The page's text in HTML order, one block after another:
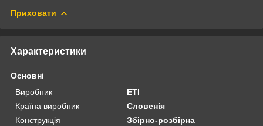
Приховати
Характеристики
Основні
Виробник
ETI
Країна виробник
Словенія
Конструкція
Збірно-розбірна